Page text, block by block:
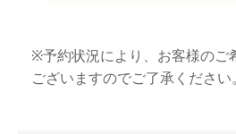
※予約状況により、お客様のご
ございますのでご了承ください。